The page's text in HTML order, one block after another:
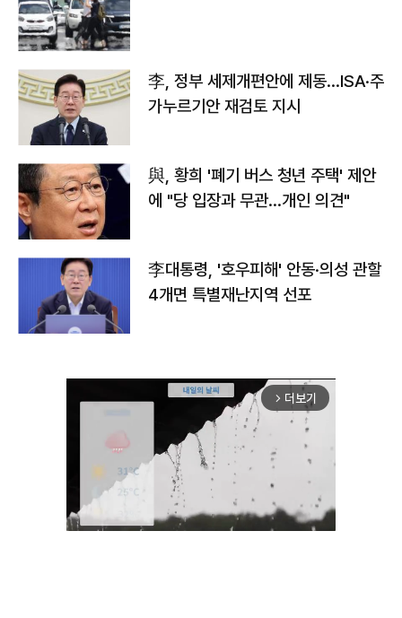
李, 정부 세제개편안에 제동…ISA·주
가누르기안 재검토 지시
與, 황희 '폐기 버스 청년 주택' 제안
에 "당 입장과 무관…개인 의견"
李대통령, '호우피해' 안동·의성 관할
4개면 특별재난지역 선포
arrow_forward_ios 더보기